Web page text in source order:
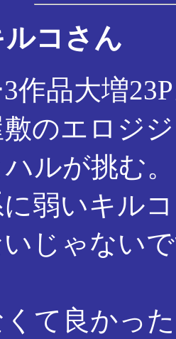
コさん
作品大増
のエロジ
ルが挑む。
弱いキル
いじゃない
くて良かっ